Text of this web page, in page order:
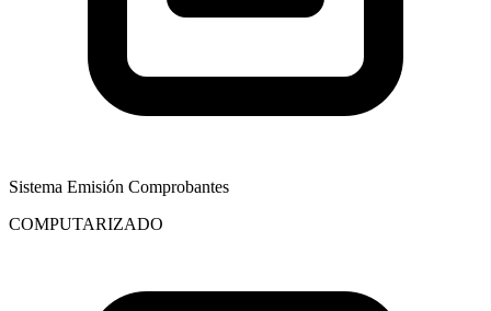
Sistema Emisión Comprobantes
COMPUTARIZADO